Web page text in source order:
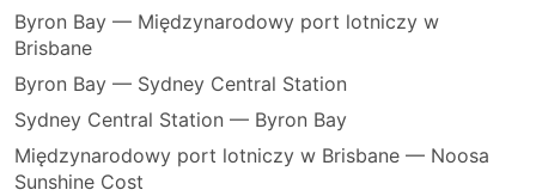
Byron Bay — Międzynarodowy port lotniczy w
Brisbane
Byron Bay — Sydney Central Station
Sydney Central Station — Byron Bay
Międzynarodowy port lotniczy w Brisbane — Noosa
Sunshine Cost